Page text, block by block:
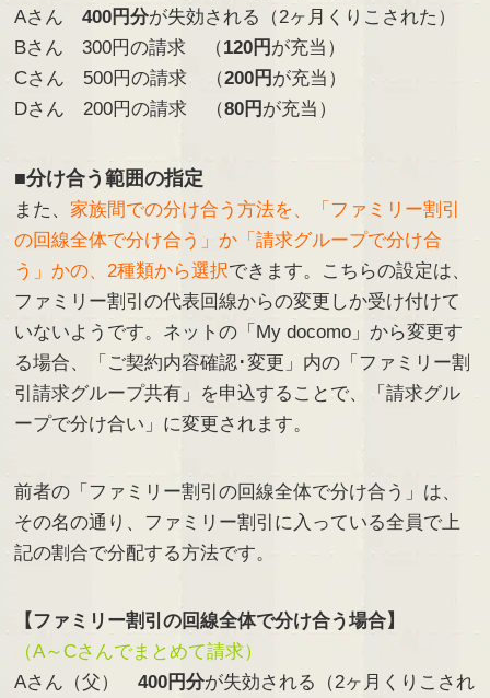
Aさん400円分が失効される（2ヶ月くりこされた）
Bさん 300円の請求 （120円 が充当）
Cさん 500円の請求 （200円 が充当）
Dさん 200円の請求 （80円 が充当）
■分け合う範囲の指定
また、 家族間での分け合う方法を、「ファミリー割引
の回線全体で分け合う」か「請求グループで分け合
う」かの、2種類から選択できます。こちらの設定は、
ファミリー割引の代表回線からの変更しか受け付けて
いないようです。ネットの「My docomo」から変更す
る場合、「ご契約内容確認･変更」内の「ファミリー割
引請求グループ共有」を申込することで、「請求グル
ープで分け合い」に変更されます。
前者の「ファミリー割引の回線全体で分け合う」は、
その名の通り、ファミリー割引に入っている全員で上
記の割合で分配する方法です。
【ファミリー割引の回線全体で分け合う場合】
（A～Cさんでまとめて請求）
Aさん（父）400円分が失効される（2ヶ月くりこされ